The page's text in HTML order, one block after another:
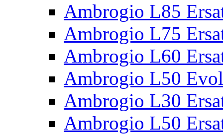
Ambrogio L85
Ambrogio L75
Ambrogio L60
Ambrogio L50
Ambrogio L30
Ambrogio L50